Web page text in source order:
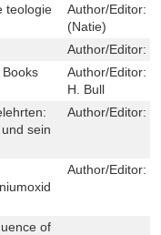
teologie Author/Editor:
(Natie)
Author/Editor:
Author/Editor:
H. Bull
sein
Author/Editor:
Author/Editor:
of